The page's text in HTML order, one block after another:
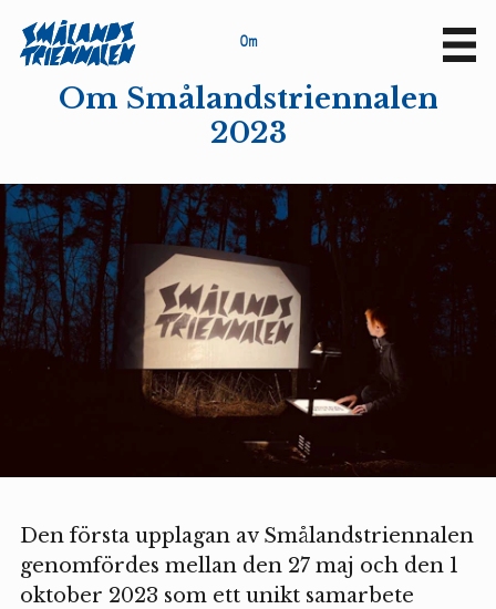
Om
Om Smålandstriennalen
2023
Den första upplagan av Smålandstriennalen
genomfördes mellan den 27 maj och den 1
oktober 2023 som ett unikt samarbete